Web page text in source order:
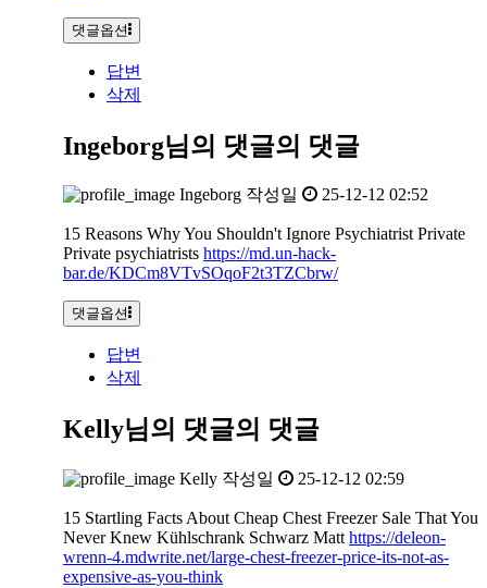
댓글옵션
답변
삭제
Ingeborg님의 댓글의 댓글
Ingeborg 작성일 25-12-12 02:52
15 Reasons Why You Shouldn't Ignore Psychiatrist Private
Private psychiatrists https://md.un-hack-
bar.de/KDCm8VTvSOqoF2t3TZCbrw/
댓글옵션
답변
삭제
Kelly님의 댓글의 댓글
Kelly 작성일 25-12-12 02:59
15 Startling Facts About Cheap Chest Freezer Sale That You
Never Knew Kühlschrank Schwarz Matt https://deleon-
wrenn-4.mdwrite.net/large-chest-freezer-price-its-not-as-
expensive-as-you-think